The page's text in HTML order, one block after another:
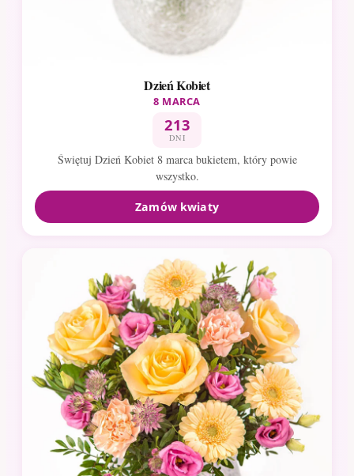
Dzień Kobiet
8 MARCA
213
DNI
Świętuj Dzień Kobiet 8 marca bukietem, który powie
wszystko.
Zamów kwiaty